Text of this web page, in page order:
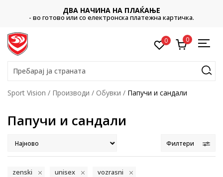
НА ПЛАЌАЊЕ
електронска платежна картичка. Платете со картичка
0 0
Пребарај ја страната
Sport Vision Производи Обувки Папучи и сандали
Папучи и сандали
Филтери
zenski unisex
vozrasni